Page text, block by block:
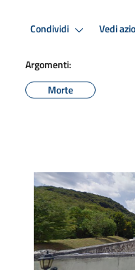
Condividi Vedi
Argomenti:
Morte